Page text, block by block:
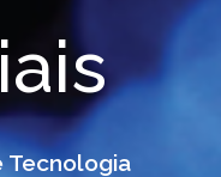
Tecnologia